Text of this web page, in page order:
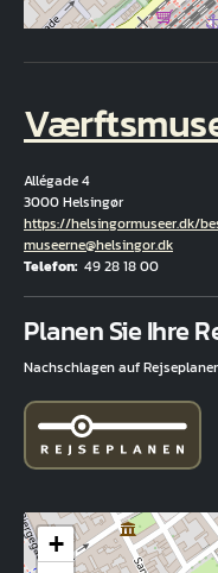
Allégade 4
3000 Helsingør
Hjemmeside
https://helsingormuseer.dk/
E-Mail
museerne@helsingor.dk
Telefon 49 28 18 00
Planen Sie Ihre
Nachschlagen auf
+